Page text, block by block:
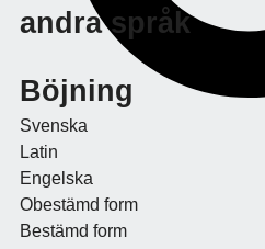
andra språk
Böjning
Svenska
Latin
Engelska
Obestämd form
Bestämd form